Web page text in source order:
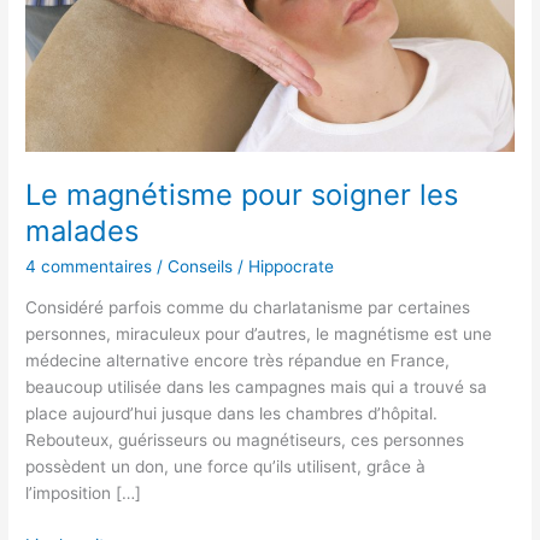
Le magnétisme pour soigner les
malades
4 commentaires /Conseils / Hippocrate
Considéré parfois comme du charlatanisme par certaines
personnes, miraculeux pour d’autres, le magnétisme est une
médecine alternative encore très répandue en France,
beaucoup utilisée dans les campagnes mais qui a trouvé sa
place aujourd’hui jusque dans les chambres d’hôpital.
Rebouteux, guérisseurs ou magnétiseurs, ces personnes
possèdent un don, une force qu’ils utilisent, grâce à
l’imposition […]